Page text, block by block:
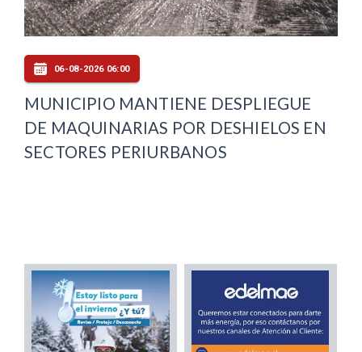
06-08-2026 06:00
MUNICIPIO MANTIENE DESPLIEGUE
DE MAQUINARIAS POR DESHIELOS EN
SECTORES PERIURBANOS